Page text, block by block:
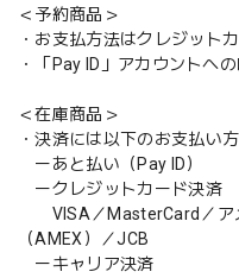
＜予約商品＞
・お支払方法はクレジット
・「Pay ID」アカウントへ
＜在庫商品＞
・決済には以下のお支払い
ーあと払い（Pay ID）
ークレジットカード決済
VISA／MasterCard／ア
（AMEX）／JCB
ーキャリア決済